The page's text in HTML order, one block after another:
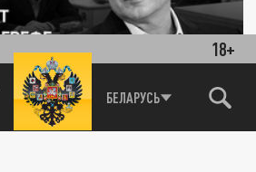
18+
БЕЛАРУСЬ
слов о Грефе»: Кто
образование